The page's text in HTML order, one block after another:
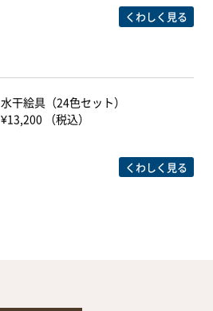
くわしく見る
水干絵具（24色セット）
¥13,200 （税込）
くわしく見る